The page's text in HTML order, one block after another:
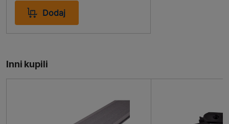
przeprowadzony przez specjalistę zgodnie z
dołączoną instrukcją, co zapewni długotrwałe i
bezproblemowe użytkowanie.
Dodaj
Inni kupili